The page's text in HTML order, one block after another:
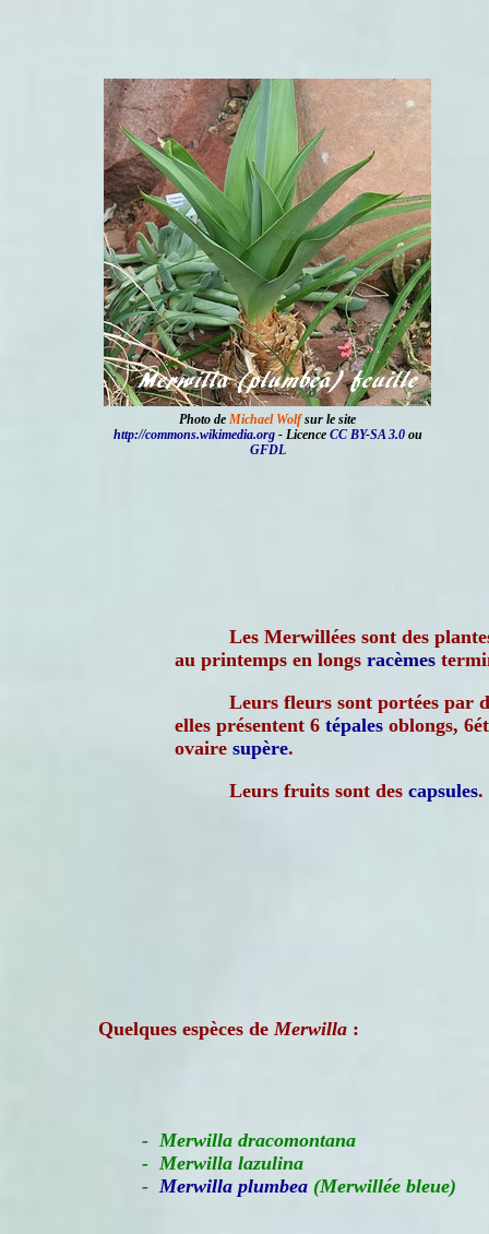
Photo de Michael Wolfsur le site
http://commons.wikimedia.org- Licence CC BY-SA 3.0ou
GFDL
Les Merwillées sont des
au printemps en longs racèmes
Leurs fleurs sont portées par
elles présentent 6 tépales oblongs,
ovaire supère.
Leurs fruits sont des capsules.
Quelques espèces deMerwilla :
-Merwilla dracomontana
- Merwilla lazulina
-Merwilla plumbea (Merwillée bleue)